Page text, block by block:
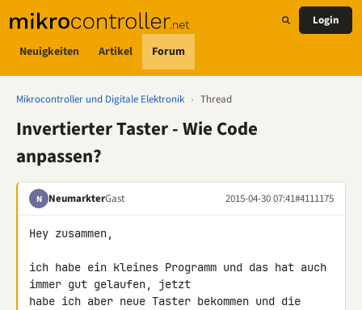
Neuigkeiten Artikel Forum
Login
Mikrocontroller und Digitale Elektronik › Thread
Invertierter Taster - Wie Code
anpassen?
N NeumarkterGast 2015-04-30 07:41#4111175
Hey zusammen,
ich habe ein kleines Programm und das hat auch
immer gut gelaufen, jetzt
habe ich aber neue Taster bekommen und die